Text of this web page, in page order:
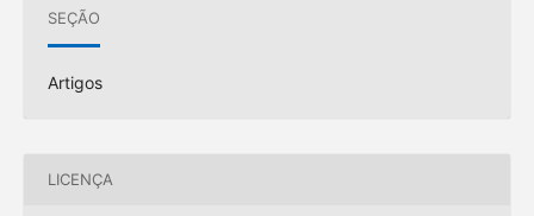
SEÇÃO
Artigos
LICENÇA